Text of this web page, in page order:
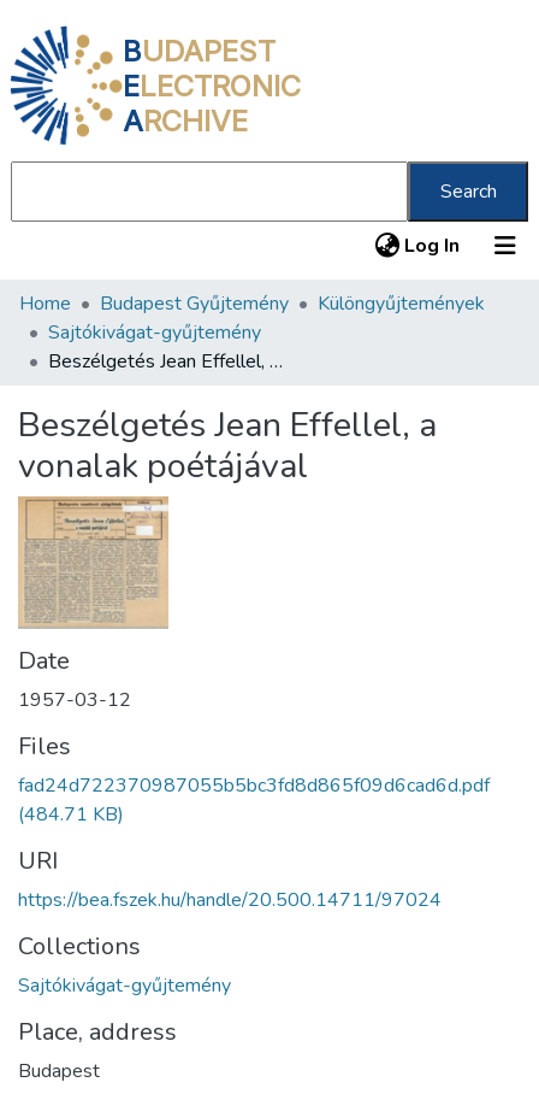
BUDAPEST
ELECTRONIC
ARCHIVE
Search
Log In (current)
Communities & Collections
All of DSpace
About us
Home Budapest Gyűjtemény
Különgyűjtemények
Sajtókivágat-gyűjtemény
Beszélgetés Jean Effellel, a vonalak poétájával
Beszélgetés Jean Effellel, a
vonalak poétájával
Date
1957-03-12
Files
fad24d722370987055b5bc3fd8d865f09d6cad6d.pdf
(484.71 KB)
URI
https://bea.fszek.hu/handle/20.500.14711/97024
Collections
Sajtókivágat-gyűjtemény
Place, address
Budapest